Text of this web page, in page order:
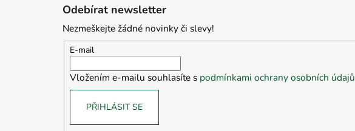
Odebírat newsletter
Nezmeškejte žádné novinky či slevy!
E-mail
Vložením e-mailu souhlasíte s podmínkami ochrany osobních údajů
PŘIHLÁSIT SE